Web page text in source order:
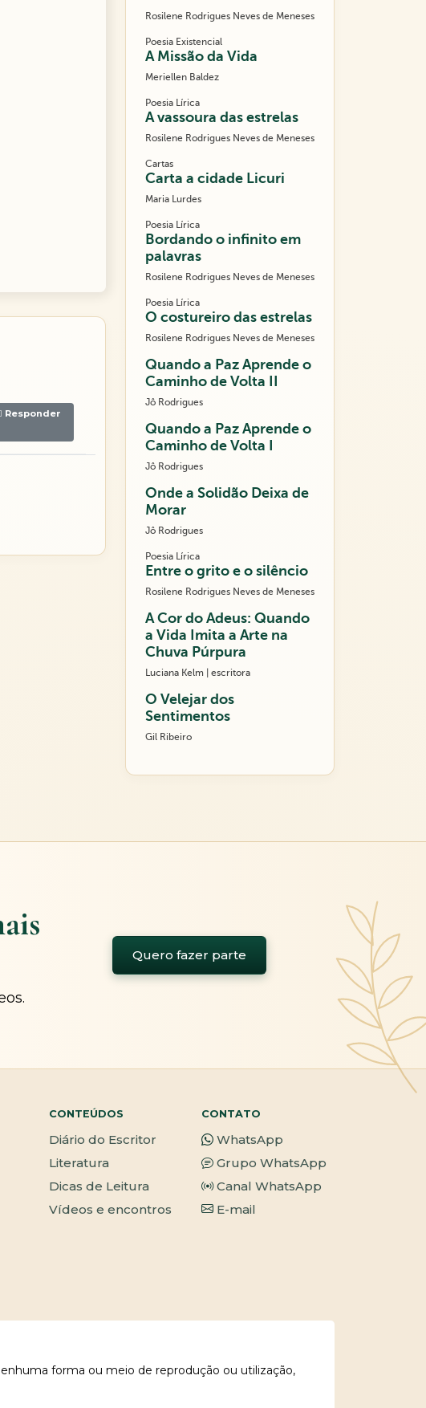
Responder
Rosilene Rodrigues Neves de Meneses
Poesia Existencial
A Missão da Vida
Meriellen Baldez
Poesia Lírica
A vassoura das estrelas
Rosilene Rodrigues Neves de Meneses
Cartas
Carta a cidade Licuri
Maria Lurdes
Poesia Lírica
Bordando o infinito em
palavras
Rosilene Rodrigues Neves de Meneses
Poesia Lírica
O costureiro das estrelas
Rosilene Rodrigues Neves de Meneses
Quando a Paz Aprende o
Caminho de Volta II
Jô Rodrigues
Quando a Paz Aprende o
Caminho de Volta I
Jô Rodrigues
Onde a Solidão Deixa de
Morar
Jô Rodrigues
Poesia Lírica
Entre o grito e o silêncio
Rosilene Rodrigues Neves de Meneses
A Cor do Adeus: Quando
a Vida Imita a Arte na
Chuva Púrpura
Luciana Kelm | escritora
O Velejar dos
Sentimentos
Gil Ribeiro
Quero fazer parte
CONTEÚDOS
Diário do Escritor
Literatura
Dicas de Leitura
Vídeos e encontros
CONTATO
WhatsApp
Grupo WhatsApp
Canal WhatsApp
E-mail
forma ou meio de reprodução ou utilização,